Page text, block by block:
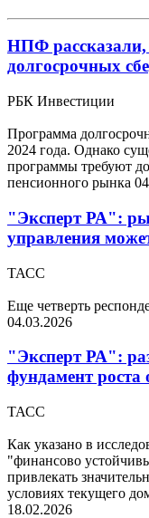
НПФ
долгосрочных
РБК Инвестиции
Программа
2024 года. Однако
программы требуют
пенсионного рынка
"Эксперт РА":
управления
ТАСС
Еще четверть
04.03.2026
"Эксперт РА":
фундамент
ТАСС
Как указано в
"финансово
привлекать
условиях текущего
18.02.2026